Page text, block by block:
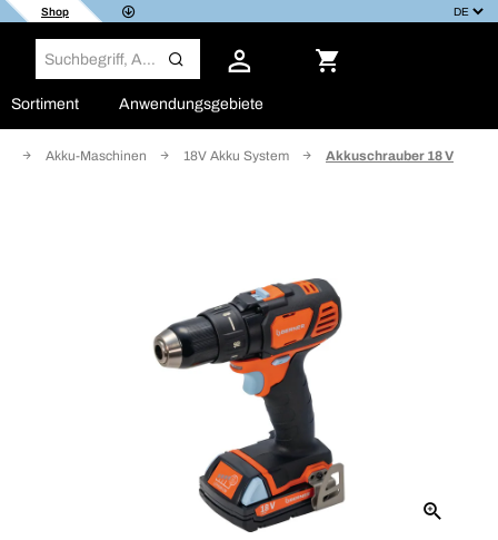
Shop
Sortiment Anwendungsgebiete
Akku-Maschinen 18V Akku System Akkuschrauber 18 V